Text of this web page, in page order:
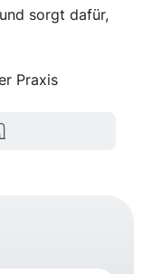
sorgt dafür,
Praxis